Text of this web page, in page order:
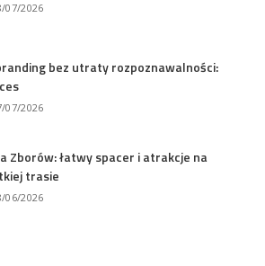
07/2026
bez utraty rozpoznawalności:
07/2026
Zborów: łatwy spacer i atrakcje na
trasie
06/2026